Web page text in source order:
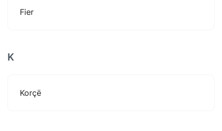
Fier
K
Korçë